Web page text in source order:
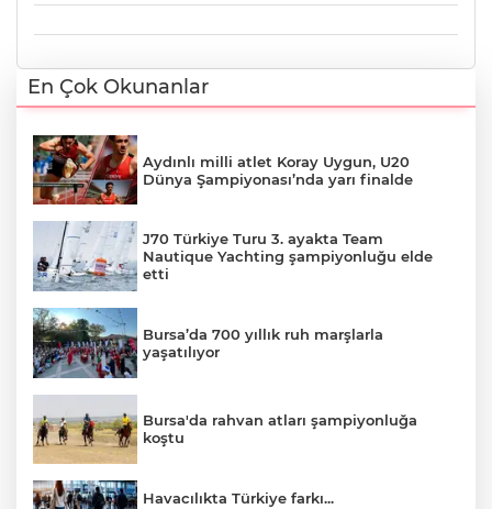
En Çok Okunanlar
Aydınlı milli atlet Koray Uygun, U20
Dünya Şampiyonası’nda yarı finalde
J70 Türkiye Turu 3. ayakta Team
Nautique Yachting şampiyonluğu elde
etti
Bursa’da 700 yıllık ruh marşlarla
yaşatılıyor
Bursa'da rahvan atları şampiyonluğa
koştu
Havacılıkta Türkiye farkı...